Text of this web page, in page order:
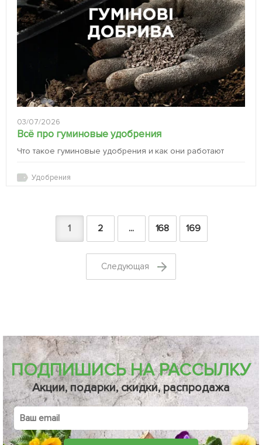
03/07/2026
Всё про гуминовые удобрения
Что такое гуминовые удобрения и как они работают
Удобрения
1 2 ... 168 169
Cледующая
ПОДПИШИСЬ НА РАССЫЛКУ
Акции, подарки, скидки, распродажа